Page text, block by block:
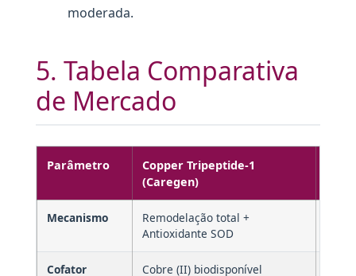
moderada.
5. Tabela Comparativa
de Mercado
Parâmetro
Copper Tripeptide-1
(Caregen)
Mecanismo
Remodelação total +
Antioxidante SOD
Cofator
Cobre (II) biodisponível